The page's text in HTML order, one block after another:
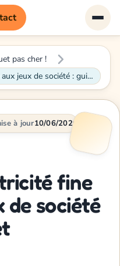
pas cher !
Booster la motricité fine grâce aux jeux de société : guide complet
à jour10/06/2026
fine
de société